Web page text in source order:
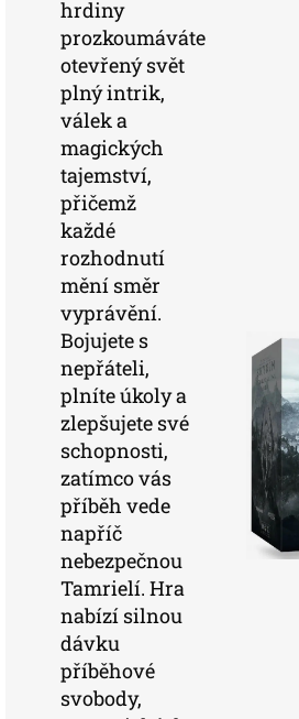
hrdiny
prozkoumáváte
otevřený svět
plný intrik,
válek a
magických
tajemství,
přičemž
každé
rozhodnutí
mění směr
vyprávění.
Bojujete s
nepřáteli,
plníte úkoly a
zlepšujete své
schopnosti,
zatímco vás
příběh vede
napříč
nebezpečnou
Tamrielí. Hra
nabízí silnou
dávku
příběhové
svobody,